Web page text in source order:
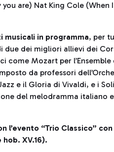
are) Nat King Cole (When
musicali in programma, per
dei migliori allievi dei
come Mozart per
da professori
e il Gloria di Vivaldi, e i
del melodramma italiano
l’evento “Trio Classico”
XV.16).